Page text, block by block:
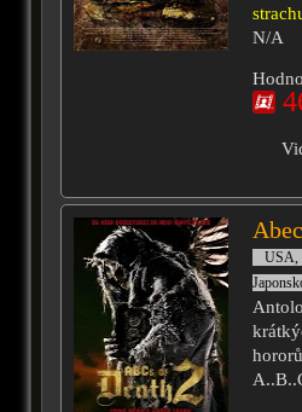
N/A
USA,